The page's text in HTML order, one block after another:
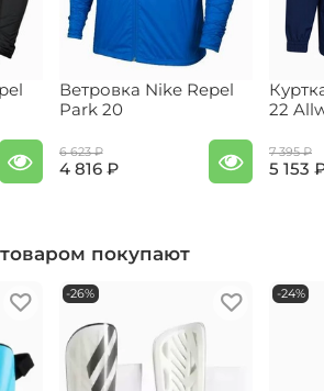
Ветровка Nike Repel
Park 20
6 623 ₽
4 816 ₽
22
7 395 ₽
5 153
покупают
-26% -24%